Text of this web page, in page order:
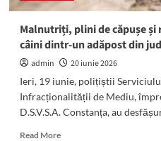
Malnutriți, plini de căpușe și
câini dintr-un adăpost din
admin
20 iunie 2026
Ieri, 19 iunie, polițiștii
Infracționalității de Mediu,
D.S.V.S.A. Constanța, au
Read MoreRead